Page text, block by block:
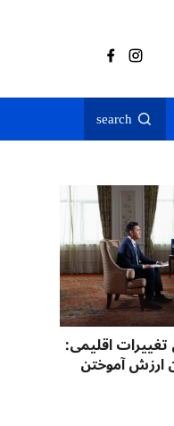
search
تغییرات اقلیمی:
آموختن